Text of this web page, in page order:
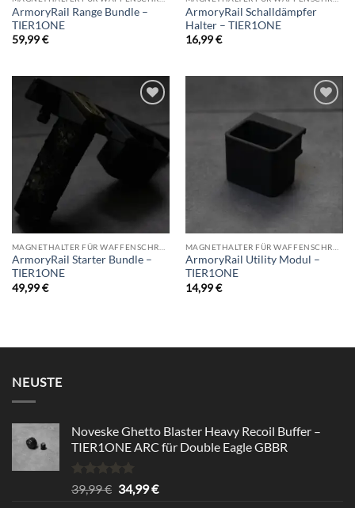
ArmoryRail Range Bundle –
TIER1ONE
59,99€
ArmoryRail Schalldämpfer
Halter – TIER1ONE
16,99€
wishlist
ArmoryRail Starter Bundle –
TIER1ONE
49,99€
wishlist
ArmoryRail Utility Modul –
TIER1ONE
14,99€
NEUSTE
Noveske Ghetto Blaster Heavy Recoil Buffer –
TIER1ONE ARC für Double Eagle GBBR
Rated5.00
out of 5
39,99€ Original
34,99€Current